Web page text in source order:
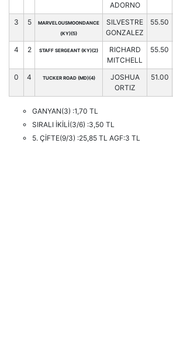
ADORNO
3 5
MARVELOUSMOONDANCE
(KY)(5)
SILVESTRE
GONZALEZ
55.50
4 2 STAFF SERGEANT (KY)(2)
RICHARD
MITCHELL
55.50
0 4 TUCKER ROAD (MD)(4)
JOSHUA
ORTIZ
51.00
GANYAN(3) :1,70 TL
SIRALI İKİLİ(3/6) :3,50 TL
5. ÇİFTE(9/3) :25,85 TL AGF:3 TL